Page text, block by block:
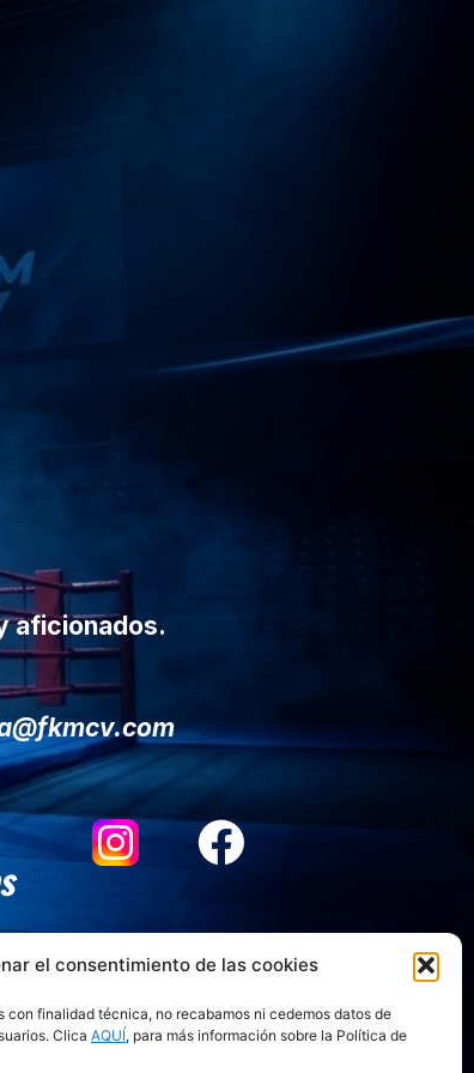
el consentimiento de las cookies
con finalidad técnica, no recabamos ni cedemos datos de
Clica AQUÍ, para más información sobre la Política de
aficionados.